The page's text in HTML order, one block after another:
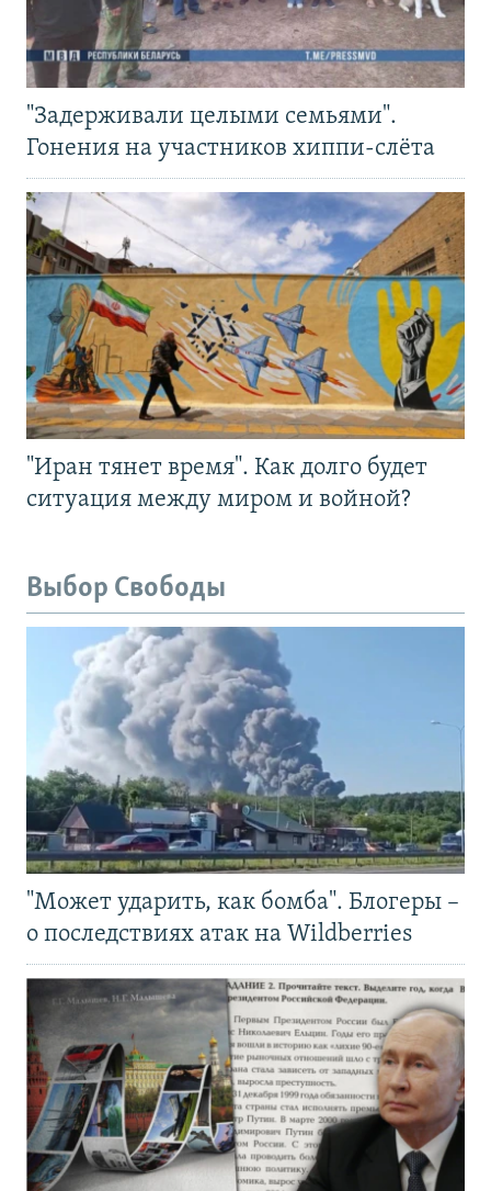
"Задерживали целыми семьями".
Гонения на участников хиппи-слёта
"Иран тянет время". Как долго будет
ситуация между миром и войной?
Выбор Свободы
"Может ударить, как бомба". Блогеры –
о последствиях атак на Wildberries